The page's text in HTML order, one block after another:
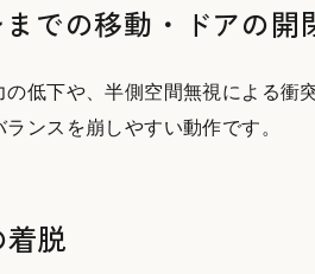
での移動・ドアの開
の低下や、半側空間無視による衝
ンスを崩しやすい動作です。
着脱